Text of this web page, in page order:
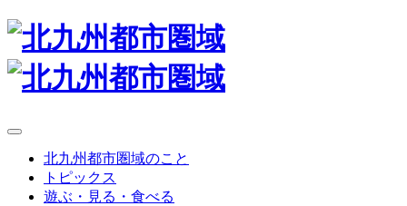
北九州都市圏域のこと
トピックス
遊ぶ・見る・食べる